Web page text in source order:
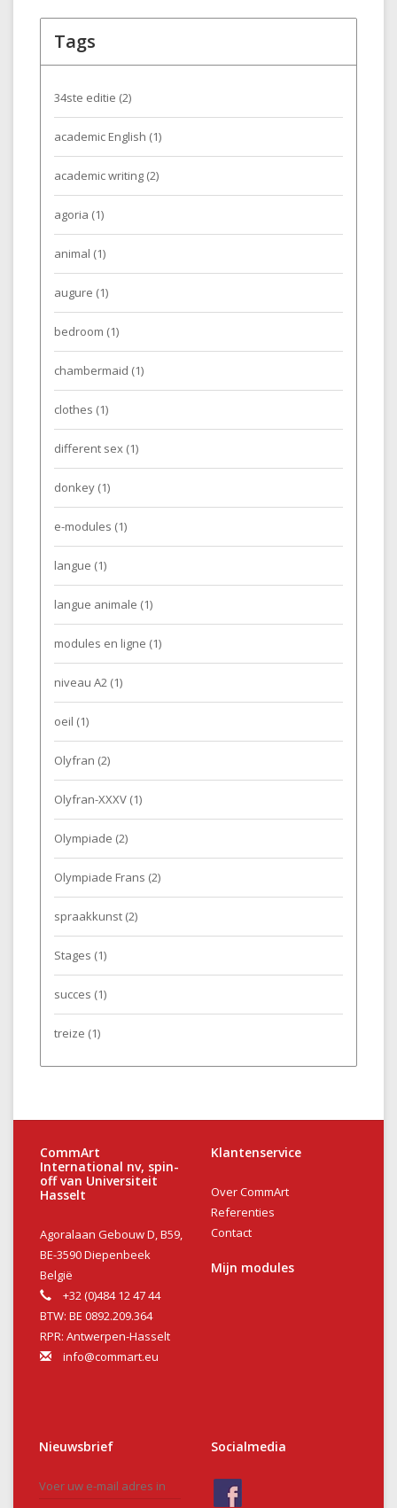
Tags
34ste editie (2)
academic English (1)
academic writing (2)
agoria (1)
animal (1)
augure (1)
bedroom (1)
chambermaid (1)
clothes (1)
different sex (1)
donkey (1)
e-modules (1)
langue (1)
langue animale (1)
modules en ligne (1)
niveau A2 (1)
oeil (1)
Olyfran (2)
Olyfran-XXXV (1)
Olympiade (2)
Olympiade Frans (2)
spraakkunst (2)
Stages (1)
succes (1)
treize (1)
CommArt
International nv, spin-
off van Universiteit
Hasselt
Agoralaan Gebouw D, B59,
BE-3590 Diepenbeek
België
+32 (0)484 12 47 44
BTW: BE 0892.209.364
RPR: Antwerpen-Hasselt
info@commart.eu
Klantenservice
Over CommArt
Referenties
Contact
Mijn modules
Nieuwsbrief Socialmedia